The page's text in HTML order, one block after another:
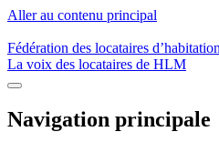
Aller au contenu principal
Fédération des locataires
La voix des locataires de HLM
Navigation principale